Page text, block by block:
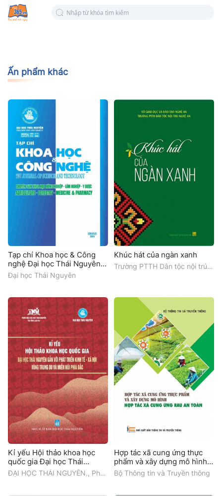
Ấn phẩm khác
Tạp chí Khoa học & Công
nghệ Đại học Thái Nguyên
(Số 229.01/Q2)
Đại học Thái Nguyên
Khúc hát của ngàn xanh
Trường PTTH Dân tộc nội trú
Kỉ yếu Hội thảo khoa học
quốc gia Đại học Thái
Nguyên gắn với phát triển
kinh tế - xã hội vùng trung
ĐẠI HỌC THÁI NGUYÊN., Phân
Hợp tác xã cung ứng thực
phẩm và xây dựng mô hình
hợp tác xã cung ứng rau an
toàn
Bộ Thông tin và Truyền thông